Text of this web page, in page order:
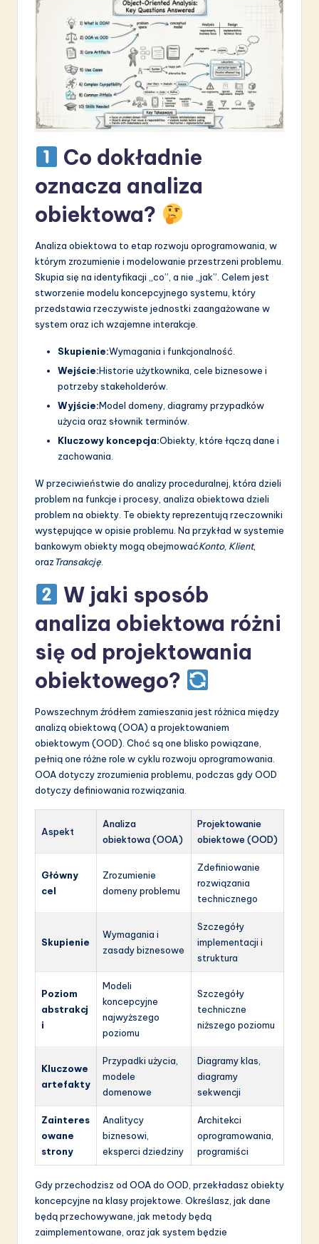
w
o
ti
Co dokładnie
oznacza analiza
obiektowa?
Analiza obiektowa to etap rozwoju oprogramowania, w
którym zrozumienie i modelowanie przestrzeni problemu.
Skupia się na identyfikacji „co”, a nie „jak”. Celem jest
stworzenie modelu koncepcyjnego systemu, który
przedstawia rzeczywiste jednostki zaangażowane w
system oraz ich wzajemne interakcje.
Skupienie:Wymagania i funkcjonalność.
Wejście:Historie użytkownika, cele biznesowe i
potrzeby stakeholderów.
Wyjście:Model domeny, diagramy przypadków
użycia oraz słownik terminów.
Kluczowy koncepcja:Obiekty, które łączą dane i
zachowania.
W przeciwieństwie do analizy proceduralnej, która dzieli
problem na funkcje i procesy, analiza obiektowa dzieli
problem na obiekty. Te obiekty reprezentują rzeczowniki
występujące w opisie problemu. Na przykład w systemie
bankowym obiekty mogą obejmowaćKonto, Klient,
orazTransakcję
W jaki sposób
analiza obiektowa różni
się od projektowania
obiektowego?
Powszechnym źródłem zamieszania jest różnica między
analizą obiektową (OOA) a projektowaniem
obiektowym (OOD). Choć są one blisko powiązane,
pełnią one różne role w cyklu rozwoju oprogramowania.
OOA dotyczy zrozumienia problemu, podczas gdy OOD
dotyczy definiowania rozwiązania.
Aspekt
Analiza
obiektowa (OOA)
Projektowanie
obiektowe (OOD)
Główny
cel
Zrozumienie
domeny problemu
Zdefiniowanie
rozwiązania
technicznego
Skupienie
Wymagania i
zasady biznesowe
Szczegóły
implementacji i
struktura
Poziom
abstrakcj
i
Modeli
koncepcyjne
najwyższego
poziomu
Szczegóły
techniczne
niższego poziomu
Kluczowe
artefakty
Przypadki użycia,
modele
domenowe
Diagramy klas,
diagramy
sekwencji
Zainteres
owane
strony
Analitycy
biznesowi,
eksperci dziedziny
Architekci
oprogramowania,
programiści
Gdy przechodzisz od OOA do OOD, przekładasz obiekty
koncepcyjne na klasy projektowe. Określasz, jak dane
będą przechowywane, jak metody będą
zaimplementowane, oraz jak system będzie